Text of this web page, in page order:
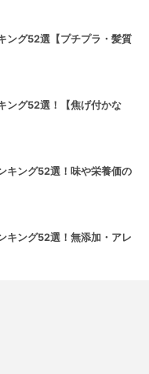
ング52選【プチプラ・髪質
ング52選！【焦げ付かな
キング52選！味や栄養価の
キング52選！無添加・アレ